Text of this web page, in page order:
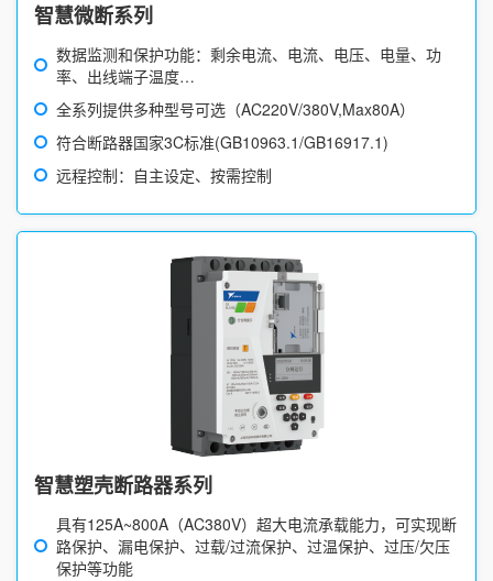
智慧微断系列
数据监测和保护功能：剩余电流、电流、电压、电量、功
率、出线端子温度…
全系列提供多种型号可选（AC220V/380V,Max80A）
符合断路器国家3C标准(GB10963.1/GB16917.1)
远程控制：自主设定、按需控制
智慧塑壳断路器系列
具有125A~800A（AC380V）超大电流承载能力，可实现断
路保护、漏电保护、过载/过流保护、过温保护、过压/欠压
保护等功能